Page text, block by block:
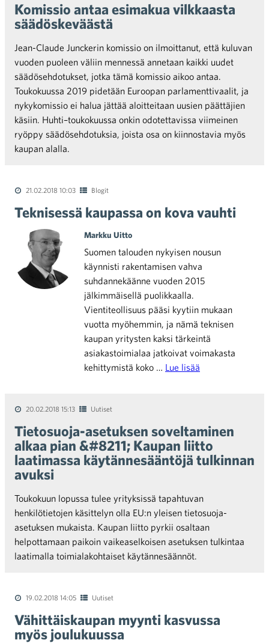
Komissio antaa esimakua vilkkaasta
säädöskeväästä
Jean-Claude Junckerin komissio on ilmoittanut, että kuluvan
vuoden puoleen väliin mennessä annetaan kaikki uudet
säädösehdotukset, jotka tämä komissio aikoo antaa.
Toukokuussa 2019 pidetään Euroopan parlamenttivaalit, ja
nykykomissio ei halua jättää aloitteitaan uusien päättäjien
käsiin. Huhti–toukokuussa onkin odotettavissa viimeinen
ryöppy säädösehdotuksia, joista osa on kiinnostavia myös
kaupan alalla.
21.02.2018 10:03 Blogit
Teknisessä kaupassa on kova vauhti
Markku Uitto
Suomen talouden nykyisen nousun
käynnisti rakentamisen vahva
suhdannekäänne vuoden 2015
jälkimmäisellä puolikkaalla.
Vientiteollisuus pääsi kyytiin mukaan
vuotta myöhemmin, ja nämä teknisen
kaupan yritysten kaksi tärkeintä
asiakastoimialaa jatkoivat voimakasta
kehittymistä koko … Lue lisää
20.02.2018 15:13 Uutiset
Tietosuoja-asetuksen soveltaminen
alkaa pian &#8211; Kaupan liitto
laatimassa käytännesääntöjä tulkinnan
avuksi
Toukokuun lopussa tulee yrityksissä tapahtuvan
henkilötietojen käsittelyn olla EU:n yleisen tietosuoja-
asetuksen mukaista. Kaupan liitto pyrkii osaltaan
helpottamaan paikoin vaikeaselkoisen asetuksen tulkintaa
laatimalla toimialakohtaiset käytännesäännöt.
19.02.2018 14:05 Uutiset
Vähittäiskaupan myynti kasvussa
myös joulukuussa